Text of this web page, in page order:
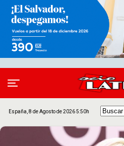
España, 8 de Agosto de 2026 5:50h